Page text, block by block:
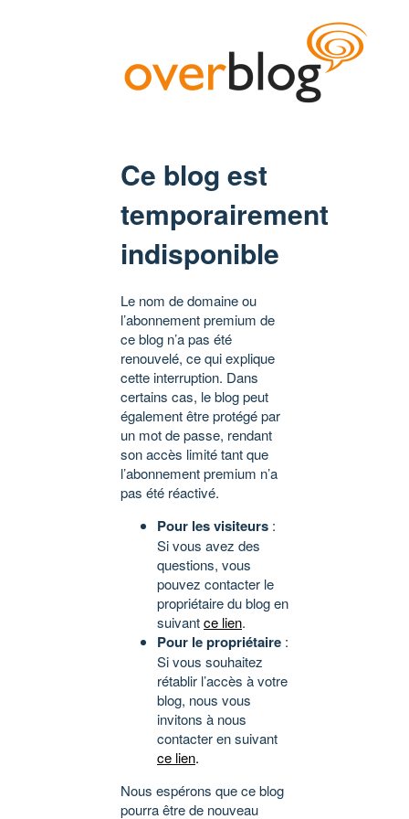
Ce blog est
temporairement
indisponible
Le nom de domaine ou
l’abonnement premium de
ce blog n’a pas été
renouvelé, ce qui explique
cette interruption. Dans
certains cas, le blog peut
également être protégé par
un mot de passe, rendant
son accès limité tant que
l’abonnement premium n’a
pas été réactivé.
Pour les visiteurs :
Si vous avez des
questions, vous
pouvez contacter le
propriétaire du blog en
suivantce lien.
Pour le propriétaire :
Si vous souhaitez
rétablir l’accès à votre
blog, nous vous
invitons à nous
contacter en suivant
ce lien.
Nous espérons que ce blog
pourra être de nouveau